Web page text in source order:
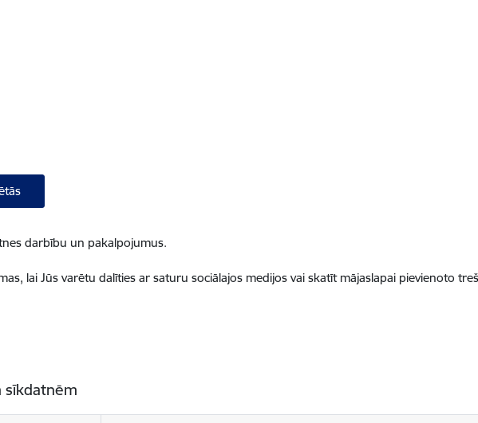
darbību un pakalpojumus.
lai Jūs varētu dalīties ar saturu sociālajos medijos vai skatīt mājaslapai pievienoto
sīkdatnēm